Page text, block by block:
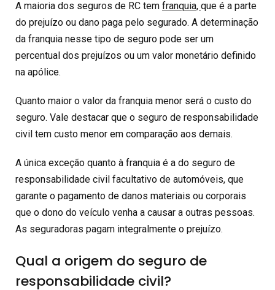
A maioria dos seguros de RC tem franquia, que é a parte
do prejuízo ou dano paga pelo segurado. A determinação
da franquia nesse tipo de seguro pode ser um
percentual dos prejuízos ou um valor monetário definido
na apólice.
Quanto maior o valor da franquia menor será o custo do
seguro. Vale destacar que o seguro de responsabilidade
civil tem custo menor em comparação aos demais.
A única exceção quanto à franquia é a do seguro de
responsabilidade civil facultativo de automóveis, que
garante o pagamento de danos materiais ou corporais
que o dono do veículo venha a causar a outras pessoas.
As seguradoras pagam integralmente o prejuízo.
Qual a origem do seguro de
responsabilidade civil?